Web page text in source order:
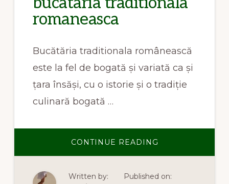
romaneasca
Bucătăria traditionala românească
este la fel de bogată și variată ca și
țara însăși, cu o istorie și o tradiție
culinară bogată …
CONTINUE READING
LA
BURTA
Written by:
Published on: